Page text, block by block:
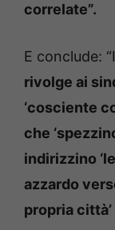
correlate”.
E conclude:
rivolge ai
‘cosciente
che
indirizzino
azzardo
propria città’